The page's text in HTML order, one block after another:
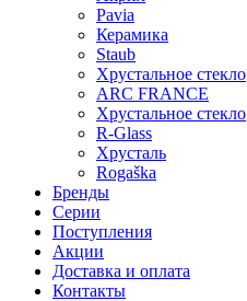
Pavia
Керамика
Staub
Хрустальное стекло
ARC FRANCE
Хрустальное стекло
R-Glass
Хрусталь
Rogaška
Бренды
Серии
Поступления
Акции
Доставка и оплата
Контакты